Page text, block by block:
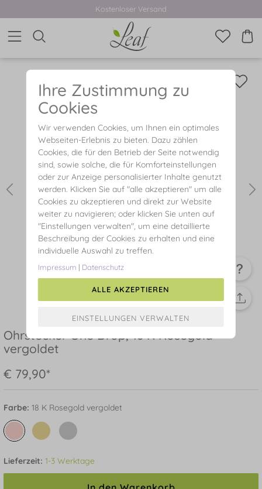
Kostenloser Versand
Ohrstecker One Drop, 18 K Rosegold
vergoldet
€ 79,90*
Farbe: 18 K Rosegold vergoldet
Lieferzeit: 1-3 Werktage
Ihre Zustimmung zu
Cookies
Wir verwenden Cookies, um Ihnen ein optimales
Webseiten-Erlebnis zu bieten. Dazu zählen
Cookies, die für den Betrieb der Seite notwendig
sind, sowie solche, die für Komforteinstellungen
oder zur Anzeige personalisierter Inhalte genutzt
werden. Klicken Sie auf "alle akzeptieren" um alle
Cookies zu akzeptieren und direkt zur Website
weiter zu navigieren; oder klicken Sie unten auf
"Einstellungen verwalten", um eine detaillierte
Beschreibung der Cookies zu erhalten und eine
individuelle Auswahl zu treffen.
Impressum | Datenschutz
ALLE AKZEPTIEREN